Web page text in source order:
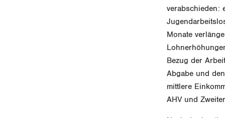
verabschieden:
Monate
Bezug der
Abgabe und
mittlere
AHV und